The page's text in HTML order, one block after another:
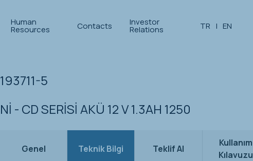
Human
Resources Contacts Investor
Relations TR | EN
193711-5
Nİ - CD SERİSİ AKÜ 12 V 1.3AH 1250
Genel Teknik Bilgi Teklif Al
Kullanım
Kılavuzu